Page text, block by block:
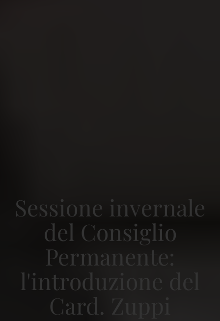
Sessione invernale
del Consiglio
Permanente:
l'introduzione del
Card. Zuppi